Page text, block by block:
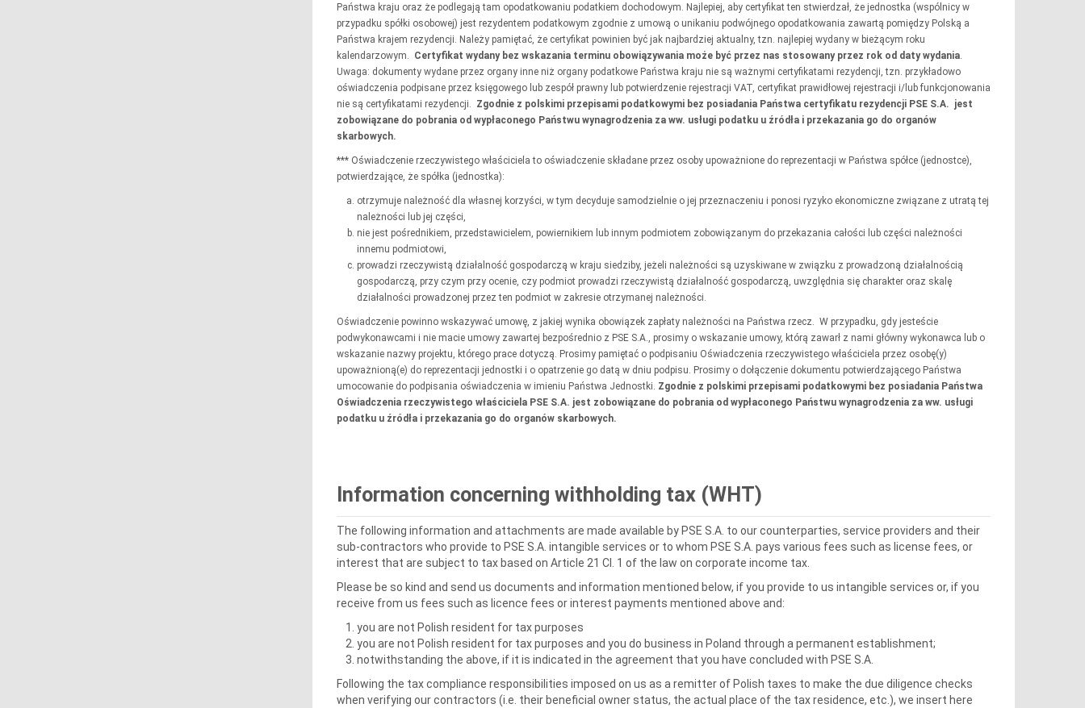
Państwa kraju oraz że podlegają tam opodatkowaniu podatkiem dochodowym. Najlepiej, aby certyfikat ten stwierdzał, że jednostka (wspólnicy w
przypadku spółki osobowej) jest rezydentem podatkowym zgodnie z umową o unikaniu podwójnego opodatkowania zawartą pomiędzy Polską a
Państwa krajem rezydencji. Należy pamiętać, że certyfikat powinien być jak najbardziej aktualny, tzn. najlepiej wydany w bieżącym roku
kalendarzowym. Certyfikat wydany bez wskazania terminu obowiązywania może być przez nas stosowany przez rok od daty wydania.
Uwaga: dokumenty wydane przez organy inne niż organy podatkowe Państwa kraju nie są ważnymi certyfikatami rezydencji, tzn. przykładowo
oświadczenia podpisane przez księgowego lub zespół prawny lub potwierdzenie rejestracji VAT, certyfikat prawidłowej rejestracji i/lub funkcjonowania
nie są certyfikatami rezydencji. Zgodnie z polskimi przepisami podatkowymi bez posiadania Państwa certyfikatu rezydencji PSE S.A. jest
zobowiązane do pobrania od wypłaconego Państwu wynagrodzenia za ww. usługi podatku u źródła i przekazania go do organów
skarbowych.
*** Oświadczenie rzeczywistego właściciela to oświadczenie składane przez osoby upoważnione do reprezentacji w Państwa spółce (jednostce),
potwierdzające, że spółka (jednostka):
otrzymuje należność dla własnej korzyści, w tym decyduje samodzielnie o jej przeznaczeniu i ponosi ryzyko ekonomiczne związane z utratą tej
należności lub jej części,
nie jest pośrednikiem, przedstawicielem, powiernikiem lub innym podmiotem zobowiązanym do przekazania całości lub części należności
innemu podmiotowi,
prowadzi rzeczywistą działalność gospodarczą w kraju siedziby, jeżeli należności są uzyskiwane w związku z prowadzoną działalnością
gospodarczą, przy czym przy ocenie, czy podmiot prowadzi rzeczywistą działalność gospodarczą, uwzględnia się charakter oraz skalę
działalności prowadzonej przez ten podmiot w zakresie otrzymanej należności.
Oświadczenie powinno wskazywać umowę, z jakiej wynika obowiązek zapłaty należności na Państwa rzecz. W przypadku, gdy jesteście
podwykonawcami i nie macie umowy zawartej bezpośrednio z PSE S.A., prosimy o wskazanie umowy, którą zawarł z nami główny wykonawca lub o
wskazanie nazwy projektu, którego prace dotyczą. Prosimy pamiętać o podpisaniu Oświadczenia rzeczywistego właściciela przez osobę(y)
upoważnioną(e) do reprezentacji jednostki i o opatrzenie go datą w dniu podpisu. Prosimy o dołączenie dokumentu potwierdzającego Państwa
umocowanie do podpisania oświadczenia w imieniu Państwa Jednostki. Zgodnie z polskimi przepisami podatkowymi bez posiadania Państwa
Oświadczenia rzeczywistego właściciela PSE S.A. jest zobowiązane do pobrania od wypłaconego Państwu wynagrodzenia za ww. usługi
podatku u źródła i przekazania go do organów skarbowych.
Information concerning withholding tax (WHT)
The following information and attachments are made available by PSE S.A. to our counterparties, service providers and their
sub-contractors who provide to PSE S.A. intangible services or to whom PSE S.A. pays various fees such as license fees, or
interest that are subject to tax based on Article 21 Cl. 1 of the law on corporate income tax.
Please be so kind and send us documents and information mentioned below, if you provide to us intangible services or, if you
receive from us fees such as licence fees or interest payments mentioned above and:
you are not Polish resident for tax purposes
you are not Polish resident for tax purposes and you do business in Poland through a permanent establishment;
notwithstanding the above, if it is indicated in the agreement that you have concluded with PSE S.A.
Following the tax compliance responsibilities imposed on us as a remitter of Polish taxes to make the due diligence checks
when verifying our contractors (i.e. their beneficial owner status, the actual place of the tax residence, etc.), we insert here